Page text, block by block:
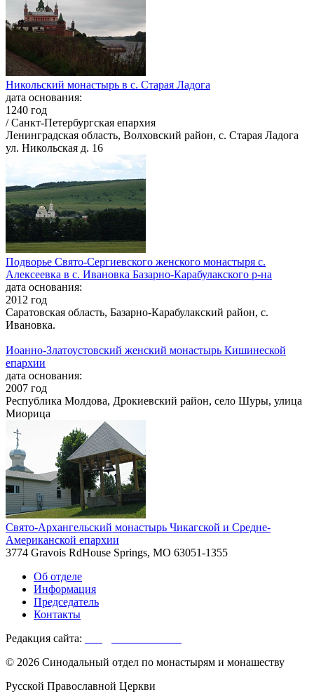
Никольский монастырь в с. Старая Ладога
дата основания:
1240 год
/ Санкт-Петербургская епархия
Ленинградская область, Волховский район, с. Старая Ладога
ул. Никольская д. 16
Подворье Свято-Сергиевского женского монастыря с.
Алексеевка в с. Ивановка Базарно-Карабулакского р-на
дата основания:
2012 год
Саратовская область, Базарно-Карабулакский район, с.
Ивановка.
Иоанно-Златоустовский женский монастырь Кишинеской
епархии
дата основания:
2007 год
Республика Молдова, Дрокиевский район, село Шуры, улица
Миорица
Свято-Архангельский монастырь Чикагской и Средне-
Американской епархии
3774 Gravois RdHouse Springs, MO 63051-1355
Об отделе
Информация
Председатель
Контакты
Редакция сайта:
© 2026 Синодальный отдел по монастырям и монашеству
Русской Православной Церкви